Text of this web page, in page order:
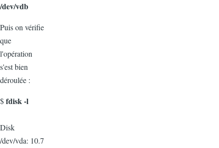
/dev/vdb
Puis on vérifie
que
l'opération
s'est bien
déroulée :
$fdisk -l
Disk
/dev/vda: 10.7